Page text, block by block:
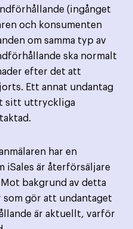
(ingånget
och konsumenten
om samma typ av
ska normalt
efter det att
Ett annat undantag
sitt uttryckliga
har en
iSales är återförsäljare
bakgrund av detta
gör att undantaget
är aktuellt, varför